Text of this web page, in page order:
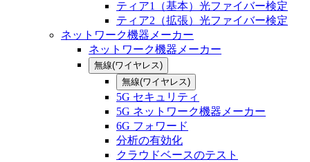
ティア1（基本）光ファイバー検定
ティア2（拡張）光ファイバー検定
ネットワーク機器メーカー
ネットワーク機器メーカー
無線(ワイヤレス)
無線(ワイヤレス)
5G セキュリティ
5G ネットワーク機器メーカー
6G フォワード
分析の有効化
クラウドベースのテスト